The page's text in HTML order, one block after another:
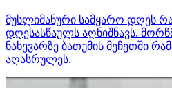
მუსლიმანური სამყარო დღეს
დღესასწაულს აღნიშნავს.
ნახევარზე ბათუმის მეჩეთში
აღასრულეს.